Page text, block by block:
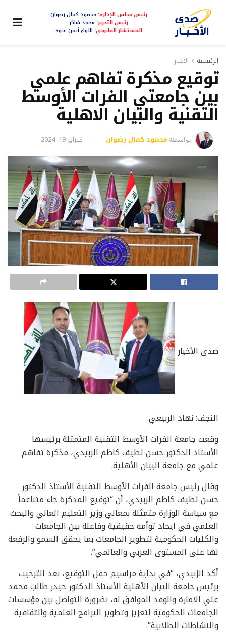
رئيس مجلس الإدارة: محمود كمال رضوان
رئيس التحرير: محمد شاكر
المستشار القانوني: اللواء أيمن عبود
الرئيسية الأخبار
توقيع مذكرة تفاهم علمي
بين جامعتي الفرات الأوسط
التقنية والبيان الاهلية
بواسطة محمود كمال رضوان فبراير 19, 2024
صدى الأخبار
النجف: نهاد الربيعي
وقعت جامعة الفرات الأوسط التقنية المتمثلة برئيسها
الأستاذ الدكتور حسن لطيف كاظم الزبيدي، مذكرة تفاهم
علمي مع جامعة البيان الأهلية.
وقال رئيس جامعة الفرات الأوسط التقنية الأستاذ الدكتور
حسن لطيف كاظم الزبيدي، أن “توقيع المذكرة جاء متناغماً
مع سياسة الوزارة متمثلة بمعالي وزير التعليم العالي والبحث
العلمي في ايجاد توأمه حقيقية وفاعلة بين الجامعات
والكليات الحكومية لتطوير الجامعات بما يحقق السمو والرفعة
لها على المستوى العربي والعالمي”.
أكد الزبيدي، “في بداية مراسيم حفل التوقيع، بعد الترحيب
برئيس جامعة البيان الأهلية الأستاذ الدكتور حيدر طالب محمد
علي الامارة والوفد الموافق له، بضرورة التواصل بين مؤسسات
الجامعات الحكومية لتعزيز وتطوير البرامج العلمية والثقافية
والنشاطات الطلابية”.